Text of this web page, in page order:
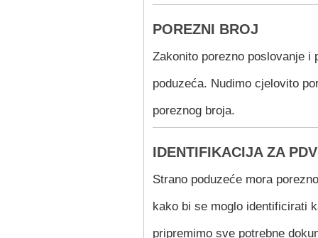
POREZNI BROJ
Zakonito porezno poslovanje i
poduzeća. Nudimo cjelovito
poreznog broja.
IDENTIFIKACIJA ZA PDV
Strano poduzeće mora
kako bi se moglo identificirati
pripremimo sve potrebne